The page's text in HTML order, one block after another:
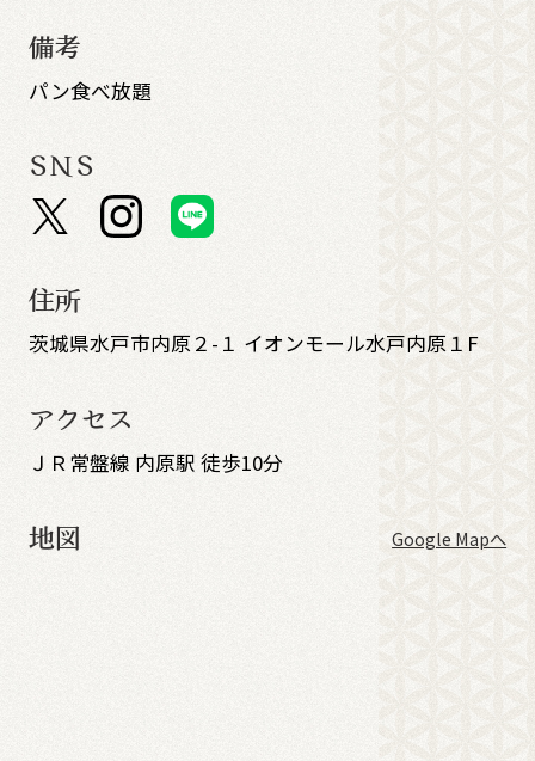
備考
パン食べ放題
SNS
住所
茨城県水戸市内原２-１ イオンモール水戸内原１F
アクセス
ＪＲ常盤線 内原駅 徒歩10分
地図 Google Mapへ